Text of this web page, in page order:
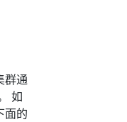
群通
如
面的